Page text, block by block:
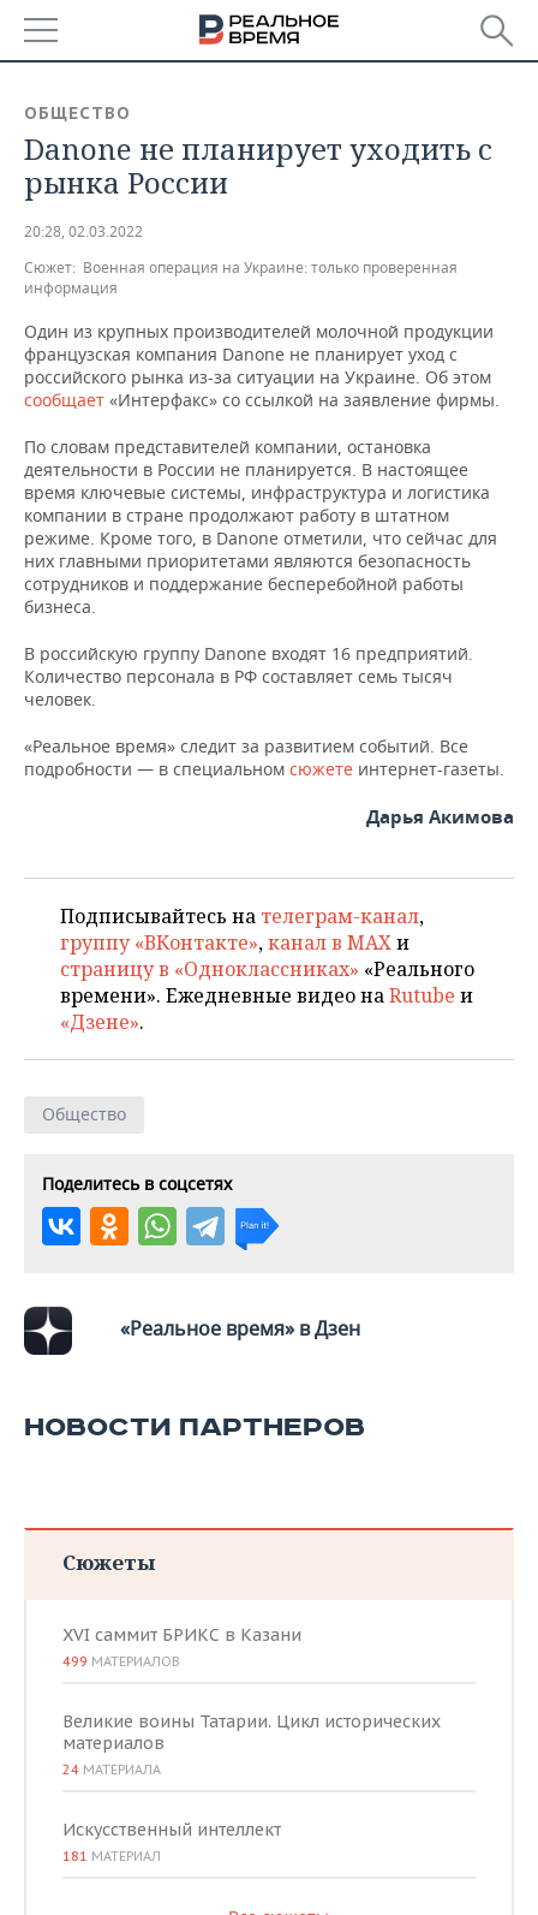
БАШКОРТОСТАН
ТАТАРСТАН
НОВОСТИ
АНАЛИТИКА
КОРОЛИ ГОСЗАКАЗА ПФО
ВУЗЫ ТАТАРСТАНА
КОМУ ПРИНАДЛЕЖАТ
ТОРГОВЫЕ ЦЕНТРЫ
ТАТАРСТАНА
ФИНАНСЫ
БЮДЖЕТ
ИНВЕСТИЦИИ
НОВОСТИ
ПРОМЫШЛЕННОСТИ
АГРОПРОМ
МАШИНОСТРОЕНИЕ
НЕФТЕХИМИЯ
НЕФТЬ
ОПК
ЭНЕРГЕТИКА
НЕДВИЖИМОСТЬ
НОВОСТИ НЕДВИЖИМОСТИ
НОВОСТИ АВТО
БИЗНЕС
НОВОСТИ БИЗНЕСА
РОЗНИЧНАЯ ТОРГОВЛЯ
УСЛУГИ
ТЕХНОЛОГИИ
НОВОСТИ ТЕХНОЛОГИЙ
МЕДИА
ТЕЛЕКОММУНИКАЦИИ
МЕРОПРИЯТИЯ
ВЫЕЗДНАЯ РЕДАКЦИЯ
БИЗНЕС-БРАНЧИ
НОВОСТИ СПОРТА
ФУТБОЛ
ВОЛЕЙБОЛ
КИБЕРСПОРТ
ФИГУРНОЕ КАТАНИЕ
ОБЩЕСТВО
НОВОСТИ ОБЩЕСТВА
ИСТОРИЯ
КУЛЬТУРА
МЕДИЦИНА
ФОТОГАЛЕРЕЯ
СПИСОК ПЕРСОН
СПИСОК КОМПАНИЙ
ПОЛНАЯ ВЕРСИЯ
ОБЩЕСТВО
Danone не планирует уходить с
рынка России
20:28, 02.03.2022
Сюжет: Военная операция на Украине: только проверенная
информация
Один из крупных производителей молочной продукции
французская компания Danone не планирует уход с
российского рынка из-за ситуации на Украине. Об этом
сообщает «Интерфакс» со ссылкой на заявление фирмы.
По словам представителей компании, остановка
деятельности в России не планируется. В настоящее
время ключевые системы, инфраструктура и логистика
компании в стране продолжают работу в штатном
режиме. Кроме того, в Danone отметили, что сейчас для
них главными приоритетами являются безопасность
сотрудников и поддержание бесперебойной работы
бизнеса.
В российскую группу Danone входят 16 предприятий.
Количество персонала в РФ составляет семь тысяч
человек.
«Реальное время» следит за развитием событий. Все
подробности — в специальном сюжете интернет-газеты.
Дарья Акимова
Подписывайтесь на телеграм-канал,
группу «ВКонтакте»,канал в MAXи
страницу в «Одноклассниках» «Реального
времени». Ежедневные видео наRutube и
«Дзене».
Общество
Поделитесь в соцсетях
«Реальное время» в Дзен
НОВОСТИ ПАРТНЕРОВ
Сюжеты
XVI саммит БРИКС в Казани
499 МАТЕРИАЛОВ
Великие воины Татарии. Цикл исторических
материалов
24 МАТЕРИАЛА
Искусственный интеллект
181 МАТЕРИАЛ